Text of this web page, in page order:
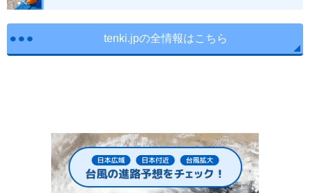
tenki.jpの全情報はこちら